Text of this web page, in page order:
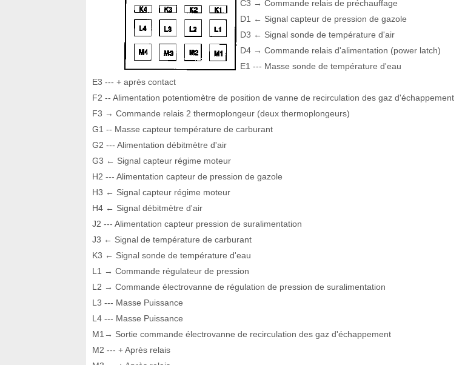
C3 → Commande relais de préchauffage
D1 ← Signal capteur de pression de gazole
D3 ← Signal sonde de température d'air
D4 → Commande relais d'alimentation (power latch)
E1 --- Masse sonde de température d'eau
E3 --- + après contact
F2 -- Alimentation potentiomètre de position de vanne de recirculation des gaz d'échappement
F3 → Commande relais 2 thermoplongeur (deux thermoplongeurs)
G1 -- Masse capteur température de carburant
G2 --- Alimentation débitmètre d'air
G3 ← Signal capteur régime moteur
H2 --- Alimentation capteur de pression de gazole
H3 ← Signal capteur régime moteur
H4 ← Signal débitmètre d'air
J2 --- Alimentation capteur pression de suralimentation
J3 ← Signal de température de carburant
K3 ← Signal sonde de température d'eau
L1 → Commande régulateur de pression
L2 → Commande électrovanne de régulation de pression de suralimentation
L3 --- Masse Puissance
L4 --- Masse Puissance
M1→ Sortie commande électrovanne de recirculation des gaz d'échappement
M2 --- + Après relais